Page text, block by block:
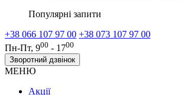
Популярні запити
+38 066 107 97 00 +38 073 107 97 00
Пн-Пт, 900 - 1700
Зворотний дзвінок
МЕНЮ
Акції